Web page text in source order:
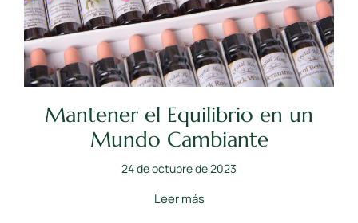
Mantener el Equilibrio en un
Mundo Cambiante
24 de octubre de 2023
Leer más